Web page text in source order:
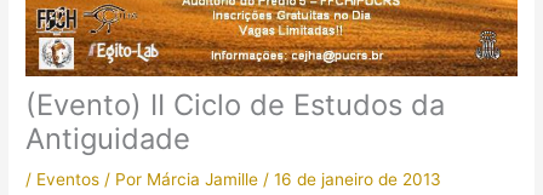
(Evento) II Ciclo de Estudos da
Antiguidade
/ Eventos / Por Márcia Jamille /16 de janeiro de 2013